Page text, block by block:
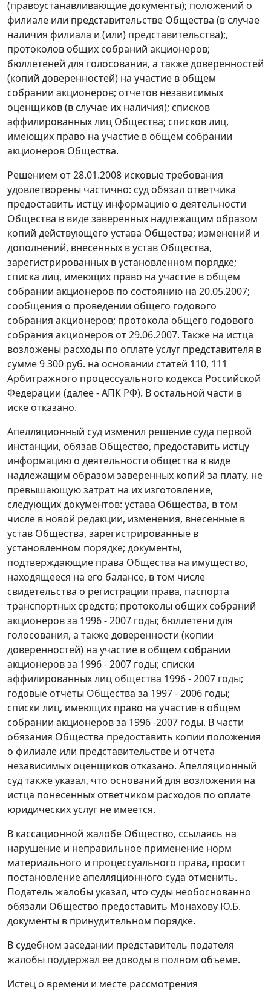
(правоустанавливающие документы); положений о
филиале или представительстве Общества (в случае
наличия филиала и (или) представительства);,
протоколов общих собраний акционеров;
бюллетеней для голосования, а также доверенностей
(копий доверенностей) на участие в общем
собрании акционеров; отчетов независимых
оценщиков (в случае их наличия); списков
аффилированных лиц Общества; списков лиц,
имеющих право на участие в общем собрании
акционеров Общества.
Решением от 28.01.2008 исковые требования
удовлетворены частично: суд обязал ответчика
предоставить истцу информацию о деятельности
Общества в виде заверенных надлежащим образом
копий действующего устава Общества; изменений и
дополнений, внесенных в устав Общества,
зарегистрированных в установленном порядке;
списка лиц, имеющих право на участие в общем
собрании акционеров по состоянию на 20.05.2007;
сообщения о проведении общего годового
собрания акционеров; протокола общего годового
собрания акционеров от 29.06.2007. Также на истца
возложены расходы по оплате услуг представителя в
сумме 9 300 руб. на основании статей 110, 111
Арбитражного процессуального кодекса Российской
Федерации (далее - АПК РФ). В остальной части в
иске отказано.
Апелляционный суд изменил решение суда первой
инстанции, обязав Общество, предоставить истцу
информацию о деятельности общества в виде
надлежащим образом заверенных копий за плату, не
превышающую затрат на их изготовление,
следующих документов: устава Общества, в том
числе в новой редакции, изменения, внесенные в
устав Общества, зарегистрированные в
установленном порядке; документы,
подтверждающие права Общества на имущество,
находящееся на его балансе, в том числе
свидетельства о регистрации права, паспорта
транспортных средств; протоколы общих собраний
акционеров за 1996 - 2007 годы; бюллетени для
голосования, а также доверенности (копии
доверенностей) на участие в общем собрании
акционеров за 1996 - 2007 годы; списки
аффилированных лиц общества 1996 - 2007 годы;
годовые отчеты Общества за 1997 - 2006 годы;
списки лиц, имеющих право на участие в общем
собрании акционеров за 1996 -2007 годы. В части
обязания Общества предоставить копии положения
о филиале или представительстве и отчета
независимых оценщиков отказано. Апелляционный
суд также указал, что оснований для возложения на
истца понесенных ответчиком расходов по оплате
юридических услуг не имеется.
В кассационной жалобе Общество, ссылаясь на
нарушение и неправильное применение норм
материального и процессуального права, просит
постановление апелляционного суда отменить.
Податель жалобы указал, что суды необоснованно
обязали Общество предоставить Монахову Ю.Б.
документы в принудительном порядке.
В судебном заседании представитель подателя
жалобы поддержал ее доводы в полном объеме.
Истец о времени и месте рассмотрения